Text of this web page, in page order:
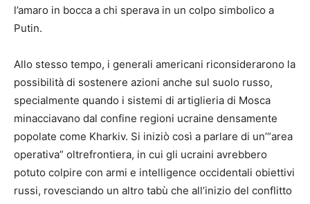
l’amaro in bocca a chi sperava in un colpo simbolico a
Putin.
Allo stesso tempo, i generali americani riconsiderarono la
possibilità di sostenere azioni anche sul suolo russo,
specialmente quando i sistemi di artiglieria di Mosca
minacciavano dal confine regioni ucraine densamente
popolate come Kharkiv. Si iniziò così a parlare di un’“area
operativa” oltrefrontiera, in cui gli ucraini avrebbero
potuto colpire con armi e intelligence occidentali obiettivi
russi, rovesciando un altro tabù che all’inizio del conflitto